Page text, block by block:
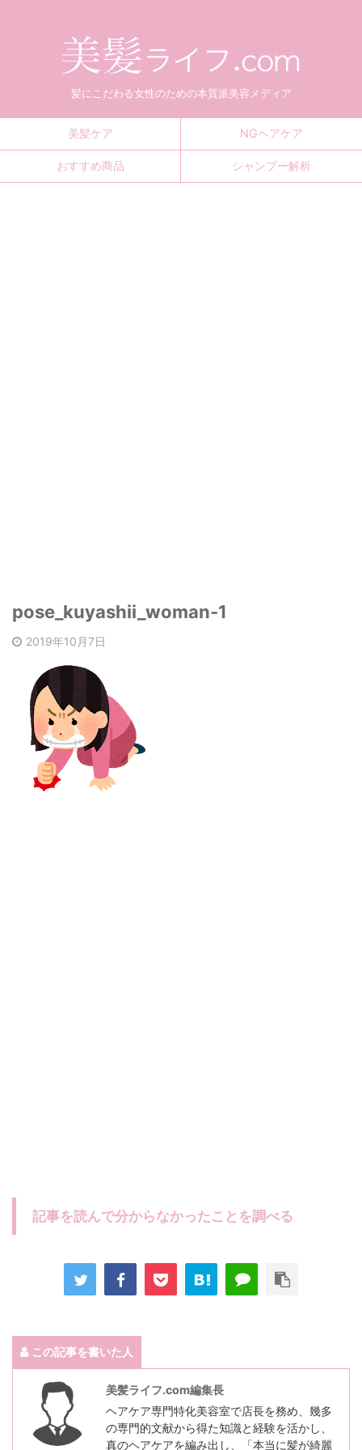
髪にこだわる女性のための本質派美容メディア
美髪ケア NGヘアケア
おすすめ商品 シャンプー解析
pose_kuyashii_woman-1
2019年10月7日
記事を読んで分からなかったことを調べる
この記事を書いた人
美髪ライフ.com編集長
ヘアケア専門特化美容室で店長を務め、幾多
の専門的文献から得た知識と経験を活かし、
真のヘアケアを編み出し、「本当に髪が綺麗